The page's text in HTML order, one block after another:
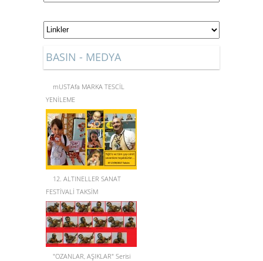
BASIN - MEDYA
mUSTAfa MARKA TESCİL
YENİLEME
12. ALTINELLER SANAT
FESTİVALİ TAKSİM
"OZANLAR, AŞIKLAR" Serisi